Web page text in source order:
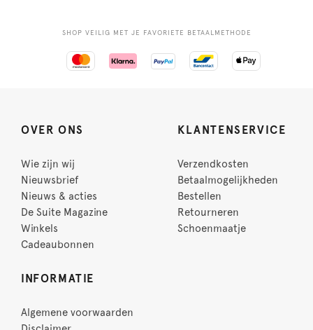
SHOP VEILIG MET JE FAVORIETE BETAALMETHODE
OVER ONS
Wie zijn wij
Nieuwsbrief
Nieuws & acties
De Suite Magazine
Winkels
Cadeaubonnen
KLANTENSERVICE
Verzendkosten
Betaalmogelijkheden
Bestellen
Retourneren
Schoenmaatje
INFORMATIE
Algemene voorwaarden